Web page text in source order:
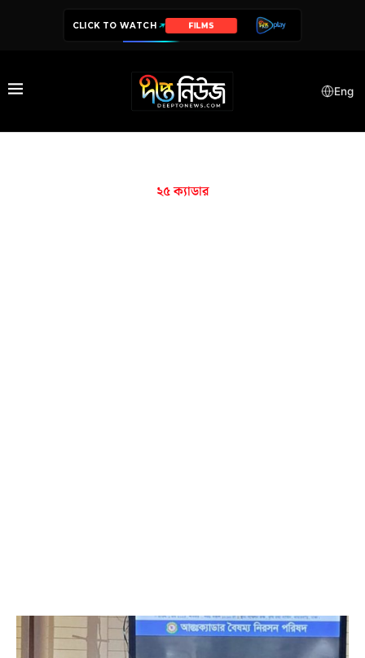
CLICK TO WATCH FILMS
Eng
২৫ ক্যাডার